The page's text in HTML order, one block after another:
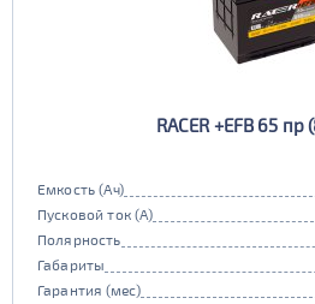
RACER +EFB 65 пр
Емкость (Ач)
Пусковой ток (А)
Полярность
Габариты
Гарантия (мес)